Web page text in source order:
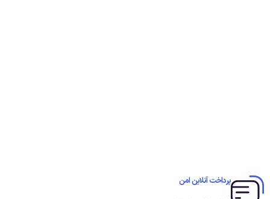
پرداخت آنلاین امن